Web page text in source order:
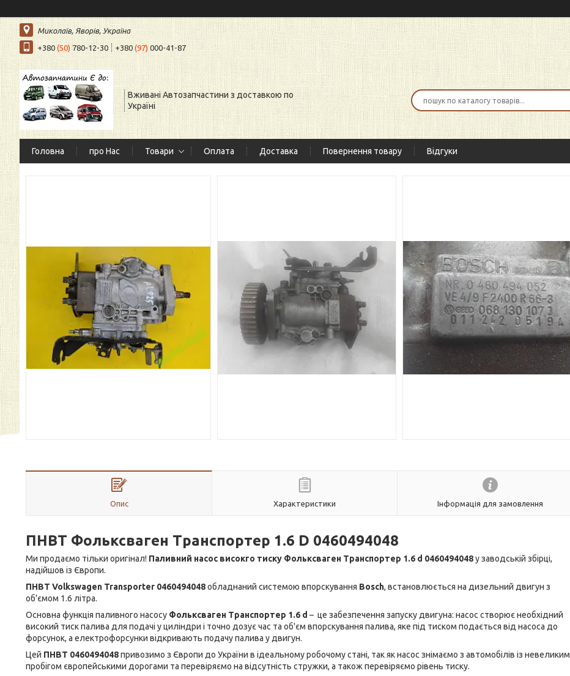
Миколаїв, Яворів, Україна
+380 (50)780-12-30 +380(97)000-41-87
Вживані Автозапчастини з доставкою по
Україні
Головна про Нас Товари Оплата Доставка Повернення товару Відгуки
Опис Характеристики Інформація для замовлення
ПНВТ Фольксваген Транспортер 1.6 D 0460494048
Ми продаємо тільки оригінал! Паливний насос високго тиску Фольксваген Транспортер 1.6 d 0460494048у заводській збірці,
надійшов із Європи.
ПНВТ Volkswagen Transporter 0460494048обладнаний системою впорскування Bosch, встановлюється на дизельний двигун з
об'ємом 1.6 літра.
Основна функція паливного насосу Фольксваген Транспортер 1.6 d – це забезпечення запуску двигуна: насос створює необхідний
високий тиск палива для подачі у циліндри і точно дозує час та об'єм впорскування палива, яке під тиском подається від насоса до
форсунок, а електрофорсунки відкривають подачу палива у двигун.
Цей ПНВТ 0460494048привозимо з Європи до України в ідеальному робочому стані, так як насос знімаємо з автомобілів із невеликим
пробігом європейськими дорогами та перевіряємо на відсутність стружки, а також перевіряємо рівень тиску.